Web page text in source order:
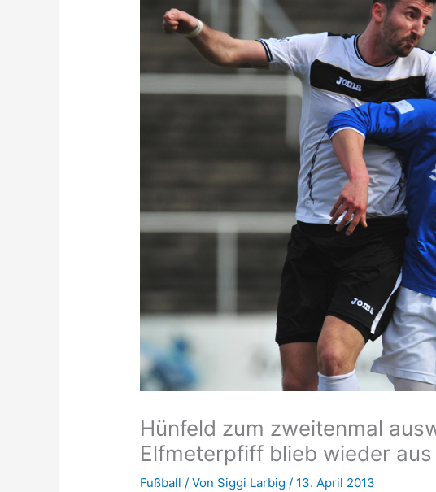
Hünfeld zum zweitenmal
Elfmeterpfiff blieb wieder aus
Fußball / Von Siggi Larbig/ 13. April 2013